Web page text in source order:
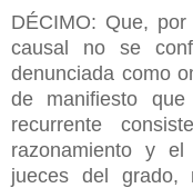
DÉCIMO: Que,
causal no se
denunciada como
de manifiesto
recurrente
razonamiento y
jueces del